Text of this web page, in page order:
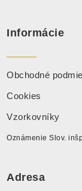
Informácie
Obchodné
Cookies
Vzorkovníky
Oznámenie Slov.
Adresa